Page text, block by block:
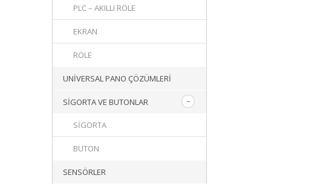
PLC – AKILLI RÖLE
EKRAN
RÖLE
UNIVERSAL PANO ÇÖZÜMLERI
SIGORTA VE BUTONLAR
SIGORTA
BUTON
SENSÖRLER